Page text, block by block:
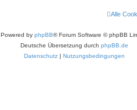
Alle
Powered by phpBB® Forum Software © phpBB
Deutsche Übersetzung durch phpBB.de
Datenschutz | Nutzungsbedingungen